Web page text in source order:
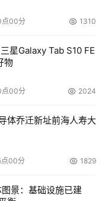
用户的个人数据，做
点00分 1310
星Galaxy Tab S10 FE
物
点00分 2024
体乔迁新址前海人寿大
00分 1829
景：基础设施已建